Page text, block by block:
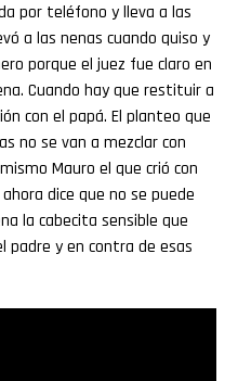
por teléfono y lleva a las
a las nenas cuando quiso y
porque el juez fue claro en
Cuando hay que restituir a
con el papá. El planteo que
no se van a mezclar con
Mauro el que crió con
dice que no se puede
la cabecita sensible que
padre y en contra de esas